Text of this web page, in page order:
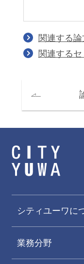
関連する
関連する
シティユーワに
業務分野